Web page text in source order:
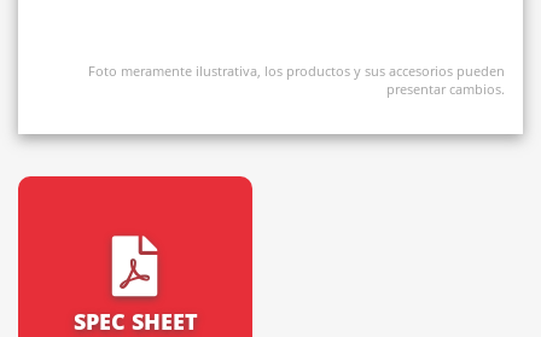
Foto meramente ilustrativa, los productos y sus accesorios pueden
presentar cambios.
SPEC SHEET